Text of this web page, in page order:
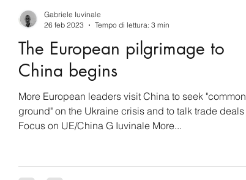
Tecnology
USA Nuova Zelanda Russia
Sud Italia Australia Germania
The European pilgrimage to
China begins
More European leaders visit China to seek "common
ground" on the Ukraine crisis and to talk trade deals
Focus on UE/China G Iuvinale More...
Gabriele Iuvinale
26 feb 2023
Tempo di lettura: 3 min